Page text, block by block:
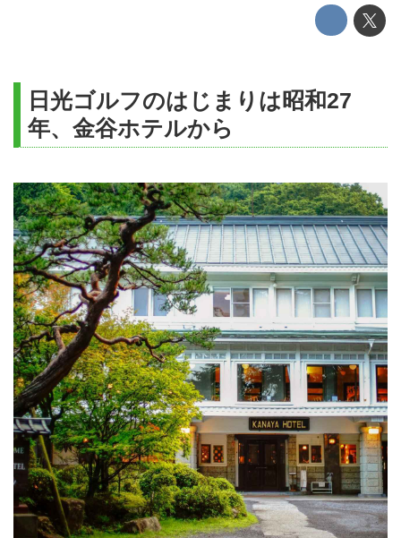
日光ゴルフのはじまりは昭和27
年、金谷ホテルから